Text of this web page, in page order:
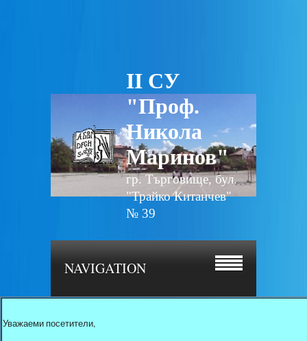
II СУ
"Проф.
Никола
Маринов"
гр. Търговище, бул.
"Трайко Китанчев"
№ 39
NAVIGATION
Уважаеми посетители,